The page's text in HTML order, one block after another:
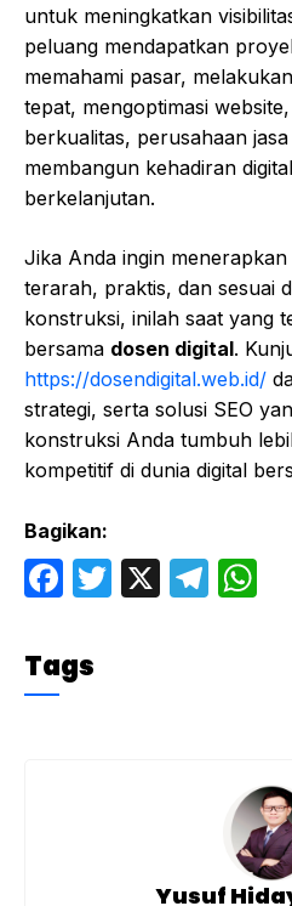
untuk meningkatkan
peluang mendapatkan
memahami pasar,
tepat, mengoptimasi
berkualitas, perusahaan
membangun kehadiran
berkelanjutan.
Jika Anda ingin
terarah, praktis, dan sesuai
konstruksi, inilah saat yang
bersama dosen digital.
https://dosendigital.web.id/
strategi, serta solusi SEO
konstruksi Anda tumbuh
kompetitif di dunia digital
Bagikan:
F
c
e
T
X
T
p
Tags
Yusuf